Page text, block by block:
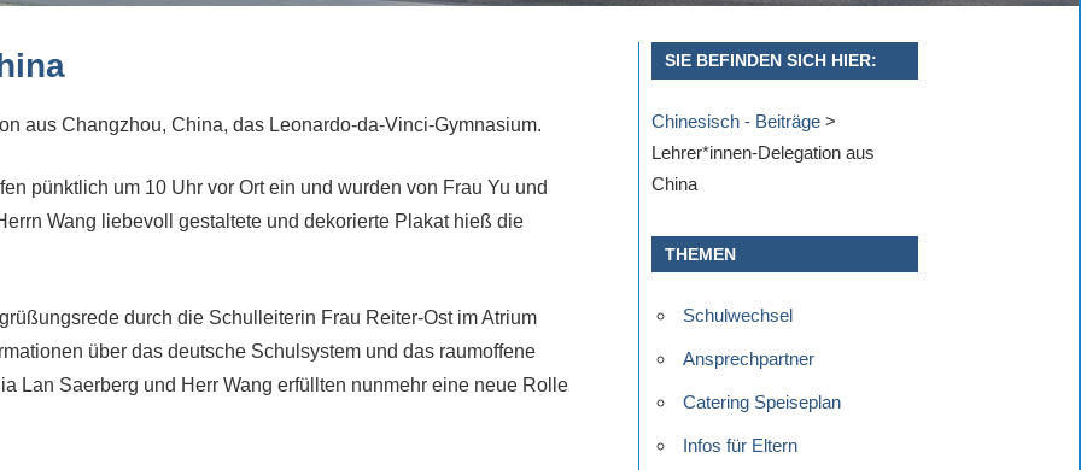
aus Changzhou, China, das Leonardo-da-Vinci-Gymnasium.
pünktlich um 10 Uhr vor Ort ein und wurden von Frau Yu und
Wang liebevoll gestaltete und dekorierte Plakat hieß die
durch die Schulleiterin Frau Reiter-Ost im Atrium
über das deutsche Schulsystem und das raumoffene
Lan Saerberg und Herr Wang erfüllten nunmehr eine neue Rolle
SIE BEFINDEN SICH HIER:
Chinesisch - Beiträge >
Lehrer*innen-Delegation aus
China
THEMEN
Schulwechsel
Ansprechpartner
Catering Speiseplan
Infos für Eltern